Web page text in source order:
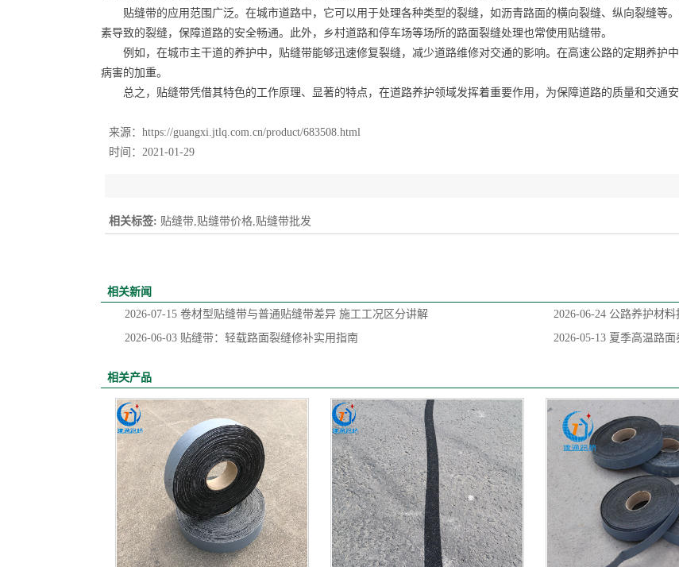
贴缝带的应用范围广泛。在城市道路中，它可以用于处理各种类型的裂缝，如沥青路面的横向裂缝、纵向裂缝等
素导致的裂缝，保障道路的安全畅通。此外，乡村道路和停车场等场所的路面裂缝处理也常使用贴缝带。
例如，在城市主干道的养护中，贴缝带能够迅速修复裂缝，减少道路维修对交通的影响。在高速公路的定期养护
病害的加重。
总之，贴缝带凭借其特色的工作原理、显著的特点，在道路养护领域发挥着重要作用，为保障道路的质量和交通安
来源： https://guangxi.jtlq.com.cn/product/683508.html
时间：2021-01-29
相关标签: 贴缝带,贴缝带价格,贴缝带批发
相关新闻
2026-07-15 卷材型贴缝带与普通贴缝带差异 施工工况区分讲解 2026-06-24 公路养护材
2026-06-03 贴缝带：轻载路面裂缝修补实用指南 2026-05-13 夏季高温路
相关产品